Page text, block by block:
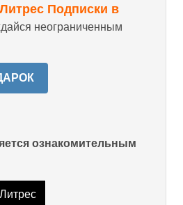
Подписки в
неограниченным
ознакомительным